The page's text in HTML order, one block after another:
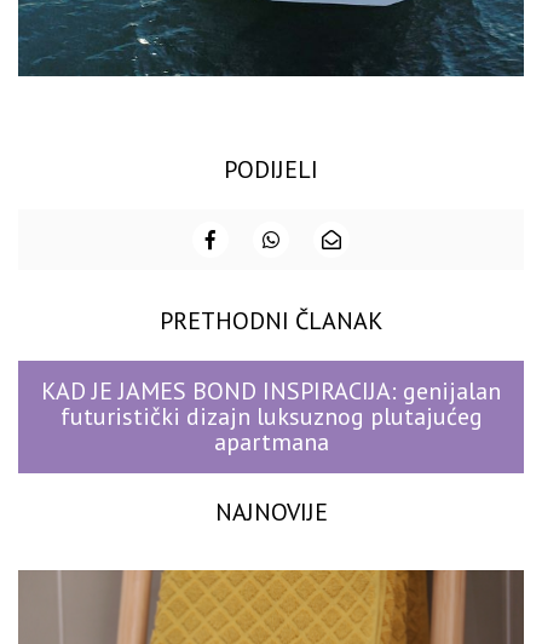
PODIJELI
PRETHODNI ČLANAK
KAD JE JAMES BOND INSPIRACIJA: genijalan
futuristički dizajn luksuznog plutajućeg
apartmana
NAJNOVIJE